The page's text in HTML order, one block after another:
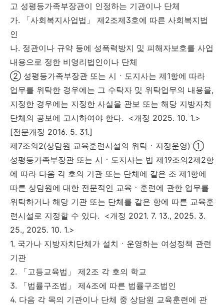
고 성평등가족부장관이 인정하는 기관이나 단체
가. 「사회복지사업법」 제2조제3호에 따른 사회복지법
인
나. 정관이나 규약 등에 성폭력방지 및 피해자보호를 사업
내용으로 정한 비영리법인이나 단체
② 성평등가족부장관 또는 시ㆍ도지사는 제1항에 따라
업무를 위탁한 경우에는 그 수탁자 및 위탁업무의 내용을,
지정한 경우에는 지정한 사실을 관보 또는 해당 지방자치
단체의 공보에 고시하여야 한다. <개정 2025. 10. 1.>
[전문개정 2016. 5. 31.]
제7조의2(상담원 교육훈련시설의 위탁ㆍ지정운영) ①
성평등가족부장관 또는 시ㆍ도지사는 법 제19조의2제2항
에 따라 다음 각 호의 기관 또는 단체에 같은 조 제1항에
따른 상담원에 대한 전문적인 교육ㆍ훈련에 관한 업무를
위탁하거나 해당 기관 또는 단체를 같은 항에 따른 교육훈
련시설로 지정할 수 있다. <개정 2021. 7. 13., 2025. 3.
25., 2025. 10. 1.>
1. 국가나 지방자치단체가 설치ㆍ운영하는 여성정책 관련
기관
2. 「고등교육법」 제2조 각 호의 학교
3. 「법률구조법」 제4조에 따른 법률구조법인
4. 다음 각 목의 기관이나 단체 중 상담원 교육훈련에 관